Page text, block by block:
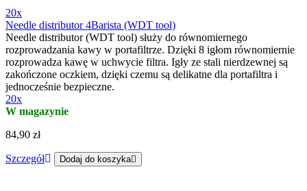
20x
Needle distributor 4Barista (WDT tool)
Needle distributor (WDT tool) służy do równomiernego
rozprowadzania kawy w portafiltrze. Dzięki 8 igłom równomiernie
rozprowadza kawę w uchwycie filtra. Igły ze stali nierdzewnej są
zakończone oczkiem, dzięki czemu są delikatne dla portafiltra i
jednocześnie bezpieczne.
20x
W magazynie
84,90 zł
Szczegół Dodaj do koszyka